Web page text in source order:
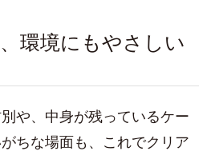
環境にもやさしい
や、中身が残っているケー
ちな場面も、これでクリア